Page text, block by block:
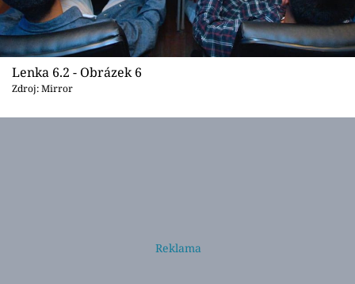
Lenka 6.2 - Obrázek 6
Zdroj: Mirror